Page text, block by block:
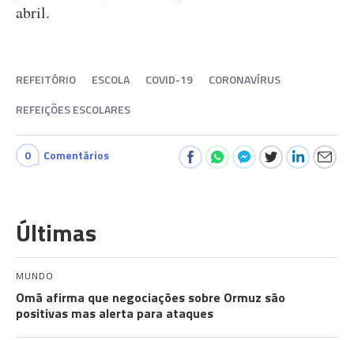
abril.
REFEITÓRIO ESCOLA COVID-19
CORONAVÍRUS
REFEIÇÕES ESCOLARES
0 Comentários
Últimas
MUNDO
Omã afirma que negociações sobre Ormuz são
positivas mas alerta para ataques